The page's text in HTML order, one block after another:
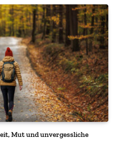
Mut und unvergessliche